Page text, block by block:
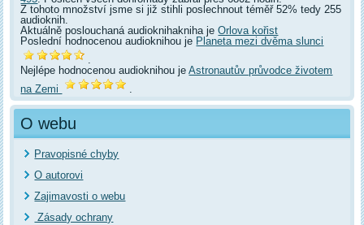
Z tohoto množství jsme si již stihli poslechnout téměř 52% tedy 255
audioknih.
Aktuálně poslouchaná audioknihakniha jeOrlova kořist
Poslední hodnocenou audioknihou je Planeta mezi dvěma slunci
.
Nejlépe hodnocenou audioknihou jeAstronautův průvodce životem
na Zemi
.
O webu
Pravopisné chyby
O autorovi
Zajimavosti o webu
Zásady ochrany